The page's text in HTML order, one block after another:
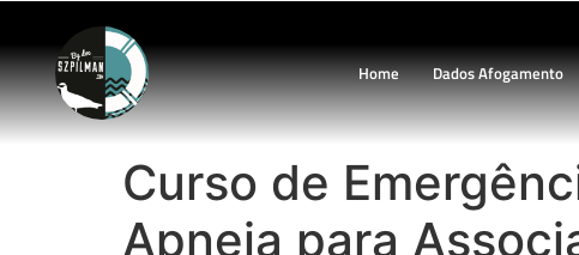
Home Dados Afogamento
Curso de
Apneia para